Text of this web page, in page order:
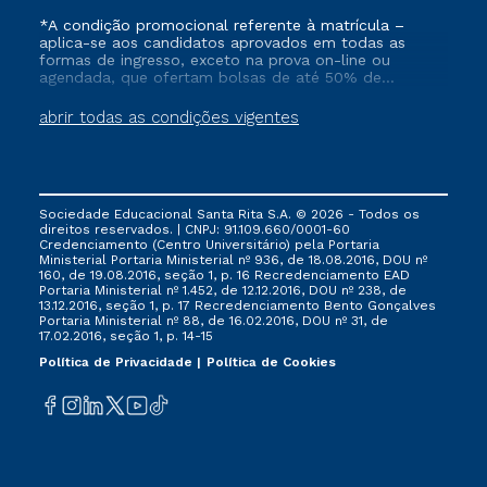
abrir todas as condições vigentes
*A condição promocional referente à matrícula –
aplica-se aos candidatos aprovados em todas as
formas de ingresso, exceto na prova on-line ou
agendada, que ofertam bolsas de até 50% de
que ainda não tenham efetivado e/ou não tenham
cancelado ou trancado sua matrícula em uma das
FIES, Prouni e outros programas governamentais, e
não se acumula com nenhuma outra campanha
ofertada pela Instituição.
Sociedade Educacional Santa Rita S.A. © 2026 - Todos os
direitos reservados. | CNPJ: 91.109.660/0001-60
Credenciamento (Centro Universitário) pela Portaria
Ministerial Portaria Ministerial nº 936, de 18.08.2016, DOU nº
160, de 19.08.2016, seção 1, p. 16 Recredenciamento EAD
Portaria Ministerial nº 1.452, de 12.12.2016, DOU nº 238, de
13.12.2016, seção 1, p. 17 Recredenciamento Bento Gonçalves
Portaria Ministerial nº 88, de 16.02.2016, DOU nº 31, de
17.02.2016, seção 1, p. 14-15
Política de Privacidade
Política de Cookies